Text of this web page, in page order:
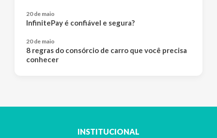
20 de maio
InfinitePay é confiável e segura?
20 de maio
8 regras do consórcio de carro que você precisa
conhecer
INSTITUCIONAL